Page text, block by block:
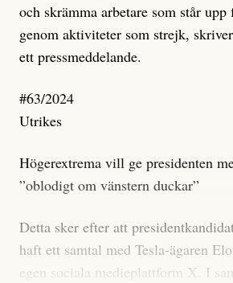
och skrämma arbetare som står
genom aktiviteter som strejk,
ett pressmeddelande.
#63/2024
Utrikes
Högerextrema vill ge presidenten
”oblodigt om vänstern duckar”
Detta sker efter att
haft ett samtal med Tesla-ägaren
egen sociala medieplattform X. I